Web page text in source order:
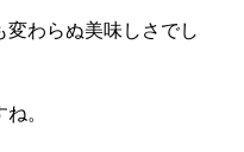
わらぬ美味しさでし
。